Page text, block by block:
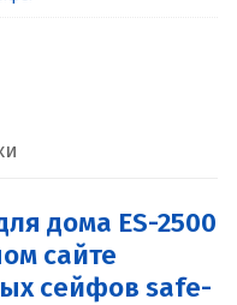
дома ES-2500
сайте
сейфов safe-